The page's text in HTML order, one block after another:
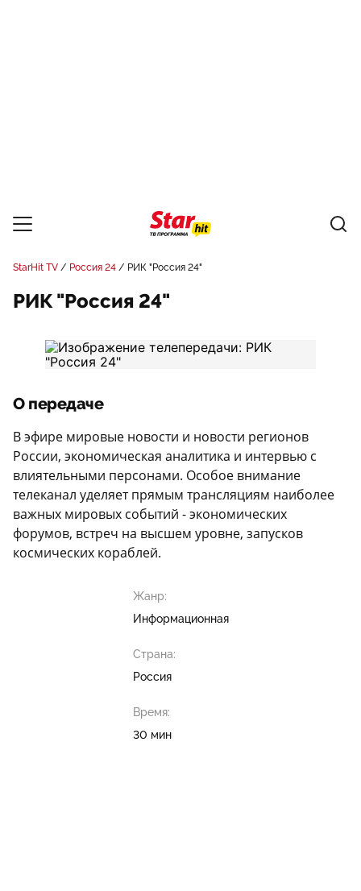
StarHit TV Россия 24 РИК "Россия 24"
РИК "Россия 24"
О передаче
В эфире мировые новости и новости регионов
России, экономическая аналитика и интервью с
влиятельными персонами. Особое внимание
телеканал уделяет прямым трансляциям наиболее
важных мировых событий - экономических
форумов, встреч на высшем уровне, запусков
космических кораблей.
Жанр:
Информационная
Страна:
Россия
Время:
30 мин